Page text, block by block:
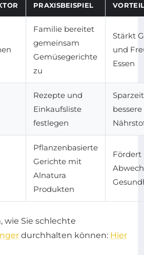
PRAXISBEISPIEL
Familie bereitet
gemeinsam
Gemüsegerichte
zu
Stärkt
und
Essen
Rezepte und
Einkaufsliste
festlegen
bessere
Pflanzenbasierte
Gerichte mit
Alnatura
Produkten
Fördert
wie Sie schlechte
durchhalten können: Hier